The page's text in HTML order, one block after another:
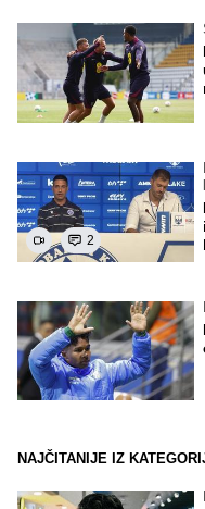
2
NAJČITANIJE IZ